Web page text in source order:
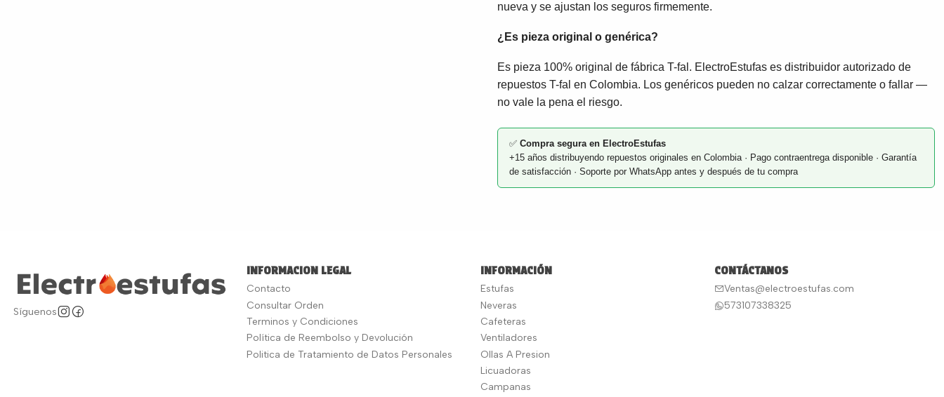
nueva y se ajustan los seguros firmemente.
¿Es pieza original o genérica?
Es pieza 100% original de fábrica T-fal. ElectroEstufas es distribuidor autorizado de
repuestos T-fal en Colombia. Los genéricos pueden no calzar correctamente o fallar —
no vale la pena el riesgo.
✅ Compra segura en ElectroEstufas
+15 años distribuyendo repuestos originales en Colombia · Pago contraentrega disponible · Garantía
de satisfacción · Soporte por WhatsApp antes y después de tu compra
Síguenos
INFORMACION LEGAL
Contacto
Consultar Orden
Terminos y Condiciones
Política de Reembolso y Devolución
Politica de Tratamiento de Datos Personales
INFORMACIÓN
Estufas
Neveras
Cafeteras
Ventiladores
Ollas A Presion
Licuadoras
Campanas
CONTÁCTANOS
Ventas@electroestufas.com
573107338325